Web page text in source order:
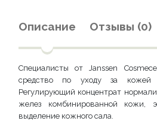
Описание Отзывы (0)
Специалисты от Janssen
средство по уходу за кожей
Регулирующий концентрат
желез комбинированной кожи,
выделение кожного сала.